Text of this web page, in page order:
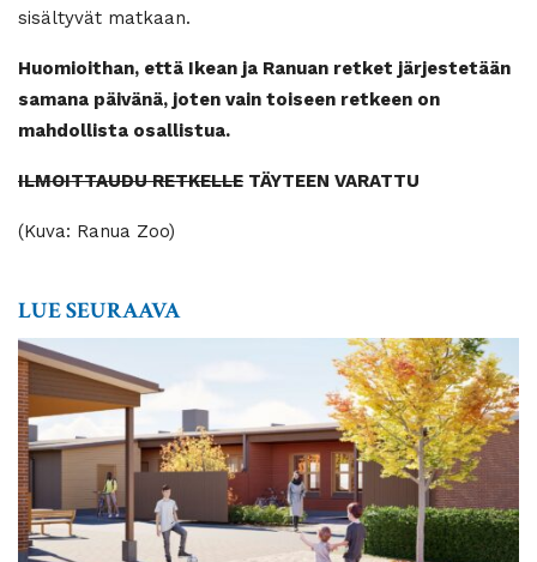
sisältyvät matkaan.
Huomioithan, että Ikean ja Ranuan retket järjestetään
samana päivänä, joten vain toiseen retkeen on
mahdollista osallistua.
ILMOITTAUDU RETKELLE TÄYTEEN VARATTU
(Kuva: Ranua Zoo)
LUE SEURAAVA